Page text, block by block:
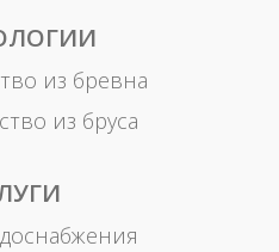
из бревна
из бруса